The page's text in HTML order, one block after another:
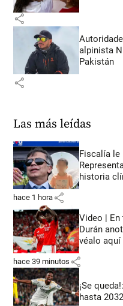
share
alpinista
Pakistán
share
Las más leídas
Fiscalía le
historia
hace 1 hora share
Video |
Durán
véalo aquí
hace 39 minutos share
¡Se
hasta 2032